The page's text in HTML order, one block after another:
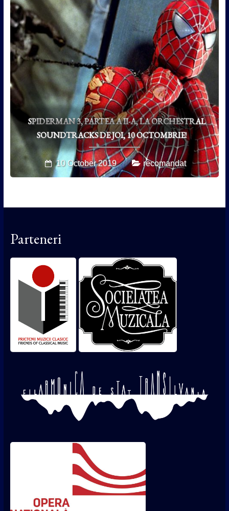
SPIDERMAN 3, PARTEA A II-A, LA ORCHESTRAL
SOUNDTRACKS DE JOI, 10 OCTOMBRIE!
10 October 2019 recomandat
Parteneri